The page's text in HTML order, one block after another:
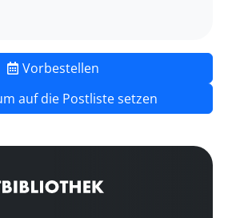
Vorbestellen
auf die Postliste setzen